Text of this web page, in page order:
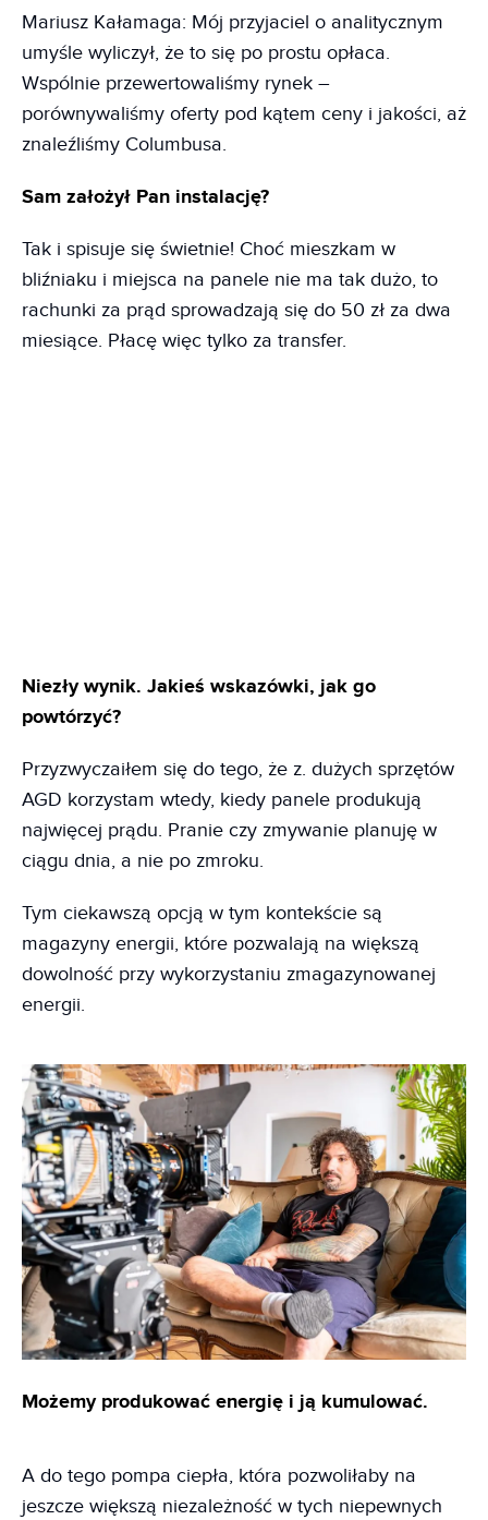
Mariusz Kałamaga: Mój przyjaciel o analitycznym
umyśle wyliczył, że to się po prostu opłaca.
Wspólnie przewertowaliśmy rynek –
porównywaliśmy oferty pod kątem ceny i jakości, aż
znaleźliśmy Columbusa.
Sam założył Pan instalację?
Tak i spisuje się świetnie! Choć mieszkam w
bliźniaku i miejsca na panele nie ma tak dużo, to
rachunki za prąd sprowadzają się do 50 zł za dwa
miesiące. Płacę więc tylko za transfer.
Niezły wynik. Jakieś wskazówki, jak go
powtórzyć?
Przyzwyczaiłem się do tego, że z. dużych sprzętów
AGD korzystam wtedy, kiedy panele produkują
najwięcej prądu. Pranie czy zmywanie planuję w
ciągu dnia, a nie po zmroku.
Tym ciekawszą opcją w tym kontekście są
magazyny energii, które pozwalają na większą
dowolność przy wykorzystaniu zmagazynowanej
energii.
Możemy produkować energię i ją kumulować.
A do tego pompa ciepła, która pozwoliłaby na
jeszcze większą niezależność w tych niepewnych